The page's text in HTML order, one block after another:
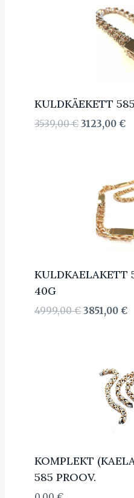
KULDKÄEKETT
3539,00€ Algne
3123,00 €
KULDKAELAKETT
40G
4999,00€ Algne
3851,00 €
KOMPLEKT
585 PROOV.